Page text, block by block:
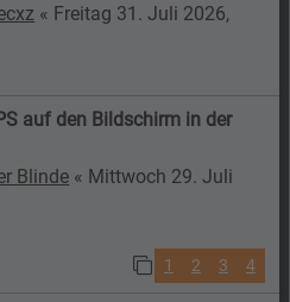
« Freitag 31. Juli 2026,
auf den Bildschirm in der
Blinde « Mittwoch 29. Juli
1 2 3 4